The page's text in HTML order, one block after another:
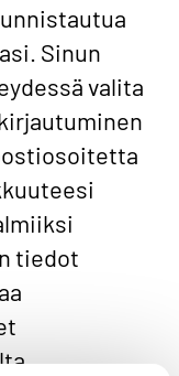
Sinun
valita
tiedot